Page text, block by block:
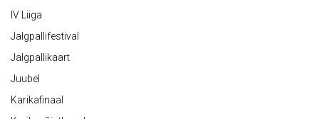
IV Liiga
Jalgpallifestival
Jalgpallikaart
Juubel
Karikafinaal